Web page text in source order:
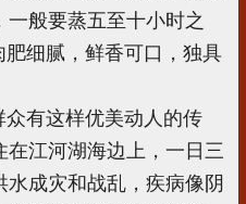
般要蒸五至十小时之
肥细腻，鲜香可口，独具
有这样优美动人的传
江河湖海边上，一日三
成灾和战乱，疾病像阴